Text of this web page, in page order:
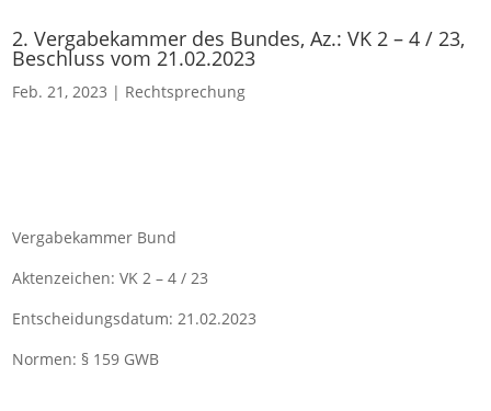
2. Vergabekammer des Bundes, Az.: VK 2 – 4 / 23,
Beschluss vom 21.02.2023
Feb. 21, 2023 | Rechtsprechung
Vergabekammer Bund
Aktenzeichen: VK 2 – 4 / 23
Entscheidungsdatum: 21.02.2023
Normen: § 159 GWB